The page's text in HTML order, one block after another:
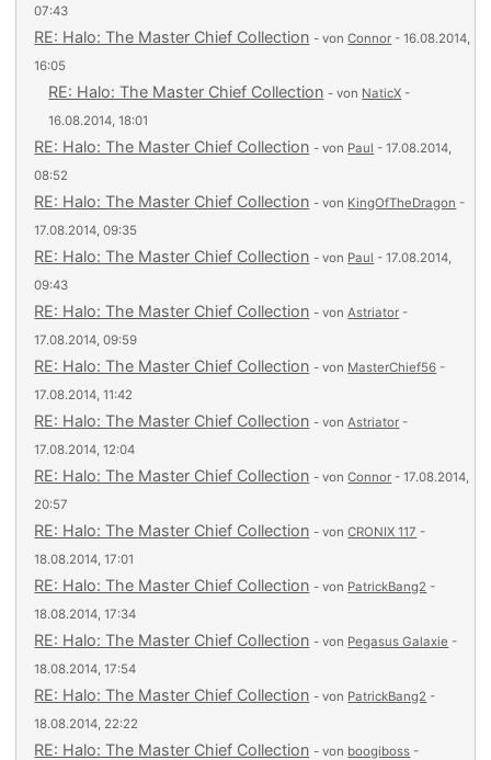
07:43
RE: Halo: The Master Chief Collection - vonConnor - 16.08.2014,
16:05
RE: Halo: The Master Chief Collection - von NaticX -
16.08.2014, 18:01
RE: Halo: The Master Chief Collection - von Paul - 17.08.2014,
08:52
RE: Halo: The Master Chief Collection - von KingOfTheDragon -
17.08.2014, 09:35
RE: Halo: The Master Chief Collection - von Paul - 17.08.2014,
09:43
RE: Halo: The Master Chief Collection - vonAstriator -
17.08.2014, 09:59
RE: Halo: The Master Chief Collection - von MasterChief56 -
17.08.2014, 11:42
RE: Halo: The Master Chief Collection - vonAstriator -
17.08.2014, 12:04
RE: Halo: The Master Chief Collection - vonConnor - 17.08.2014,
20:57
RE: Halo: The Master Chief Collection - vonCRONIX 117 -
18.08.2014, 17:01
RE: Halo: The Master Chief Collection - von PatrickBang2 -
18.08.2014, 17:34
RE: Halo: The Master Chief Collection - von Pegasus Galaxie -
18.08.2014, 17:54
RE: Halo: The Master Chief Collection - von PatrickBang2 -
18.08.2014, 22:22
RE: Halo: The Master Chief Collection - von boogiboss -